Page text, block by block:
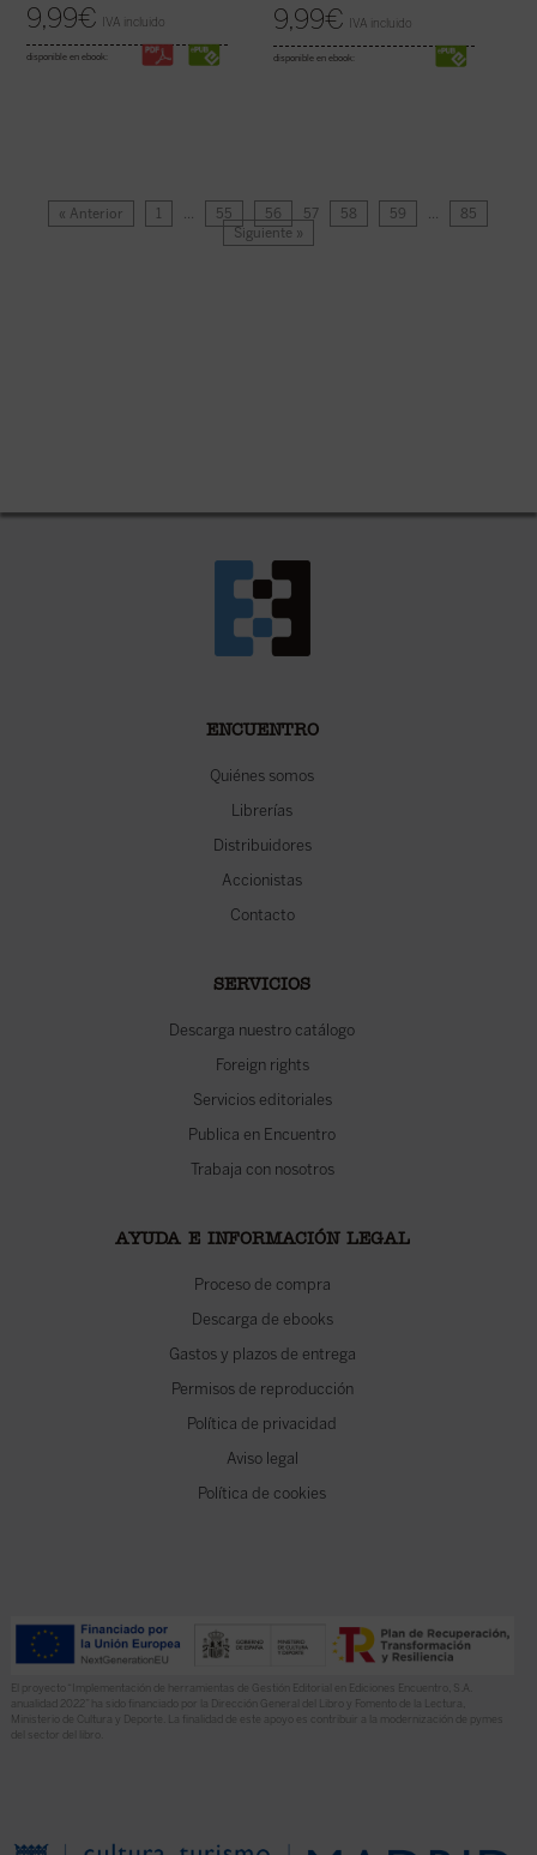
9,99€ IVA incluido
disponible en ebook:
9,99€ IVA incluido
disponible en ebook:
« Anterior 1 … 55 56 57 58 59 …
85
Siguiente »
ENCUENTRO
Quiénes somos
Librerías
Distribuidores
Accionistas
Contacto
SERVICIOS
Descarga nuestro catálogo
Foreign rights
Servicios editoriales
Publica en Encuentro
Trabaja con nosotros
AYUDA E INFORMACIÓN LEGAL
Proceso de compra
Descarga de ebooks
Gastos y plazos de entrega
Permisos de reproducción
Política de privacidad
Aviso legal
Política de cookies
El proyecto “Implementación de herramientas de Gestión Editorial en Ediciones Encuentro, S.A.
anualidad 2022” ha sido financiado por la Dirección General del Libro y Fomento de la Lectura,
Ministerio de Cultura y Deporte. La finalidad de este apoyo es contribuir a la modernización de pymes
del sector del libro.